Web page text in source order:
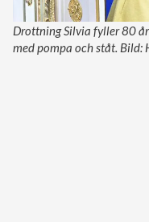
Drottning Silvia fyller 80
med pompa och ståt. Bild: